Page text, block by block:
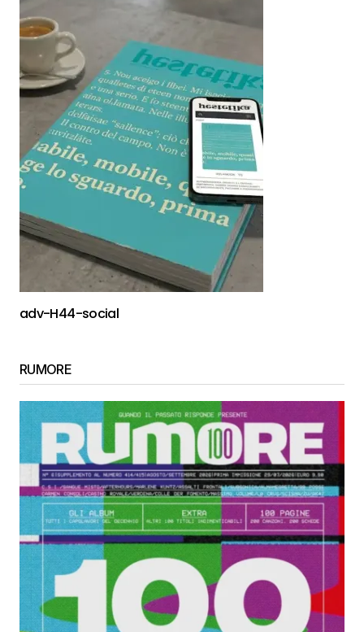
adv-H44-social
RUMORE